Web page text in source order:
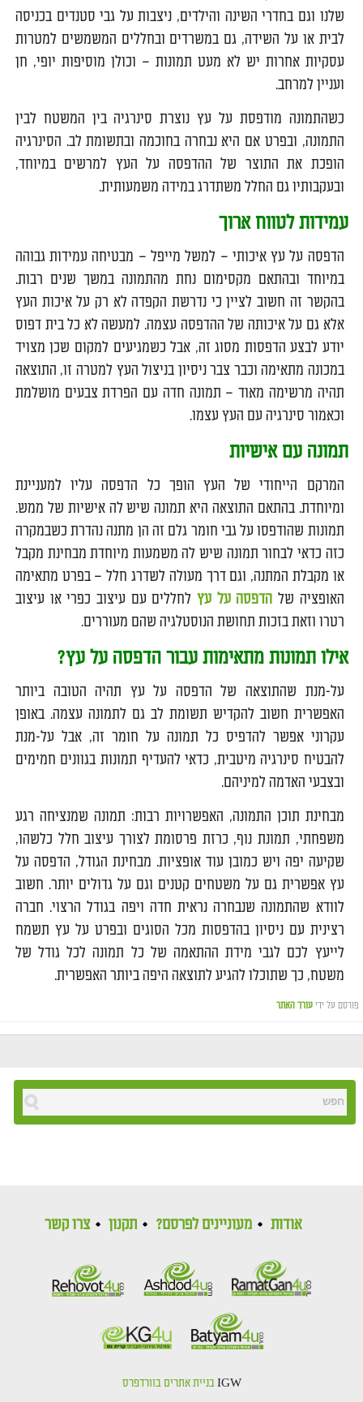
שלנו וגם בחדרי השינה והילדים, ניצבות על גבי סטנדים בכניסה
לבית או על השידה, גם במשרדים ובחללים המשמשים למטרות
עסקיות אחרות יש לא מעט תמונות – וכולן מוסיפות יופי, חן
ועניין למרחב.
כשהתמונה מודפסת על עץ נוצרת סינרגיה בין המשטח לבין
התמונה, ובפרט אם היא נבחרה בחוכמה ובתשומת לב. הסינרגיה
הופכת את התוצר של ההדפסה על העץ למרשים במיוחד,
ובעקבותיו גם החלל משתדרג במידה משמעותית.
עמידות לטווח ארוך
הדפסה על עץ איכותי – למשל מייפל – מבטיחה עמידות גבוהה
במיוחד ובהתאם מקסימום נחת מהתמונה במשך שנים רבות.
בהקשר זה חשוב לציין כי נדרשת הקפדה לא רק על איכות העץ
אלא גם על איכותה של ההדפסה עצמה. למעשה לא כל בית דפוס
יודע לבצע הדפסות מסוג זה, אבל כשמגיעים למקום שכן מצויד
במכונה מתאימה וכבר צבר ניסיון בניצול העץ למטרה זו, התוצאה
תהיה מרשימה מאוד – תמונה חדה עם הפרדת צבעים מושלמת
וכאמור סינרגיה עם העץ עצמו.
תמונה עם אישיות
המרקם הייחודי של העץ הופך כל הדפסה עליו למעניינת
ומיוחדת. בהתאם התוצאה היא תמונה שיש לה אישיות של ממש.
תמונות שהודפסו על גבי חומר גלם זה הן מתנה נהדרת כשבמקרה
כזה כדאי לבחור תמונה שיש לה משמעות מיוחדת מבחינת מקבל
או מקבלת המתנה, וגם דרך מעולה לשדרג חלל – בפרט מתאימה
האופציה של הדפסה על עץ לחללים עם עיצוב כפרי או עיצוב
רטרו וזאת בזכות תחושת הנוסטלגיה שהם מעוררים.
אילו תמונות מתאימות עבור הדפסה על עץ?
על-מנת שהתוצאה של הדפסה על עץ תהיה הטובה ביותר
האפשרית חשוב להקדיש תשומת לב גם לתמונה עצמה. באופן
עקרוני אפשר להדפיס כל תמונה על חומר זה, אבל על-מנת
להבטיח סינרגיה מיטבית, כדאי להעדיף תמונות בגוונים חמימים
ובצבעי האדמה למיניהם.
מבחינת תוכן התמונה, האפשרויות רבות: תמונה שמנציחה רגע
משפחתי, תמונת נוף, כרזת פרסומת לצורך עיצוב חלל כלשהו,
שקיעה יפה ויש כמובן עוד אופציות. מבחינת הגודל, הדפסה על
עץ אפשרית גם על משטחים קטנים וגם על גדולים יותר. חשוב
לוודא שהתמונה שנבחרה נראית חדה ויפה בגודל הרצוי. חברה
רצינית עם ניסיון בהדפסות מכל הסוגים ובפרט על עץ תשמח
לייעץ לכם לגבי מידת ההתאמה של כל תמונה לכל גודל של
משטח, כך שתוכלו להגיע לתוצאה היפה ביותר האפשרית.
פורסם על ידי עורך האתר
אודות מעוניינים לפרסם? תקנון צרו קשר
IGW בניית אתרים בוורדפרס